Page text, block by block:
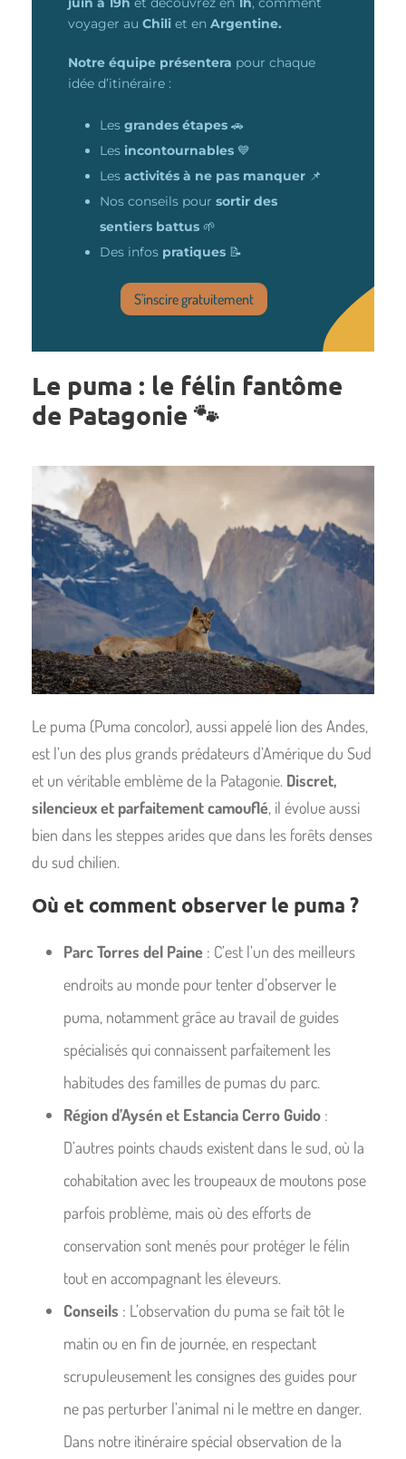
voyager au Chili et en Argentine.
Notre équipe présentera pour chaque
idée d’itinéraire :
Les grandes étapes 🚗
Les incontournables 💙
Les activités à ne pas manquer 📌
Nos conseils pour sortir des
sentiers battus 🌱
Des infos pratiques 📝
S'inscire gratuitement
Le puma : le félin fantôme
de Patagonie 🐾
Le puma (Puma concolor), aussi appelé lion des Andes,
est l’un des plus grands prédateurs d’Amérique du Sud
et un véritable emblème de la Patagonie. Discret,
silencieux et parfaitement camouflé, il évolue aussi
bien dans les steppes arides que dans les forêts denses
du sud chilien.
Où et comment observer le puma ?
Parc Torres del Paine : C’est l’un des meilleurs
endroits au monde pour tenter d’observer le
puma, notamment grâce au travail de guides
spécialisés qui connaissent parfaitement les
habitudes des familles de pumas du parc.
Région d’Aysén et Estancia Cerro Guido :
D’autres points chauds existent dans le sud, où la
cohabitation avec les troupeaux de moutons pose
parfois problème, mais où des efforts de
conservation sont menés pour protéger le félin
tout en accompagnant les éleveurs.
Conseils : L’observation du puma se fait tôt le
matin ou en fin de journée, en respectant
scrupuleusement les consignes des guides pour
ne pas perturber l’animal ni le mettre en danger.
Dans notre itinéraire spécial observation de la